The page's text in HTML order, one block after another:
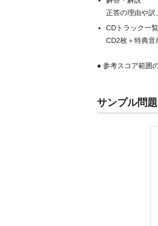
正答の理由や訳
CDトラック一
CD2枚＋特典音
● 参考スコア範囲
サンプル問題